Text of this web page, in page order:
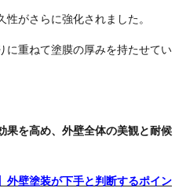
がさらに強化されました。
に重ねて塗膜の厚みを持たせてい
果を高め、外壁全体の美観と耐候
外壁塗装が下手と判断するポイン